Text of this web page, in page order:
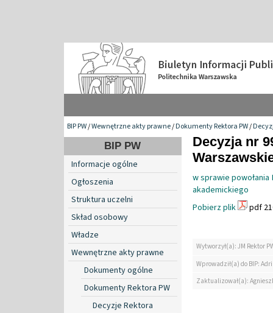
BIP PW/Wewnętrzne akty prawne/Dokumenty Rektora PW/
BIP PW
Informacje ogólne
Ogłoszenia
Struktura uczelni
Skład osobowy
Władze
Wewnętrzne akty prawne
Dokumenty ogólne
Dokumenty Rektora PW
Decyzje Rektora
Decyzja nr
w sprawie
akademickiego
Pobierz plik
pdf
Wytworzył(a): JM Rektor
Wprowadził(a) do BIP:
Zaktualizował(a):